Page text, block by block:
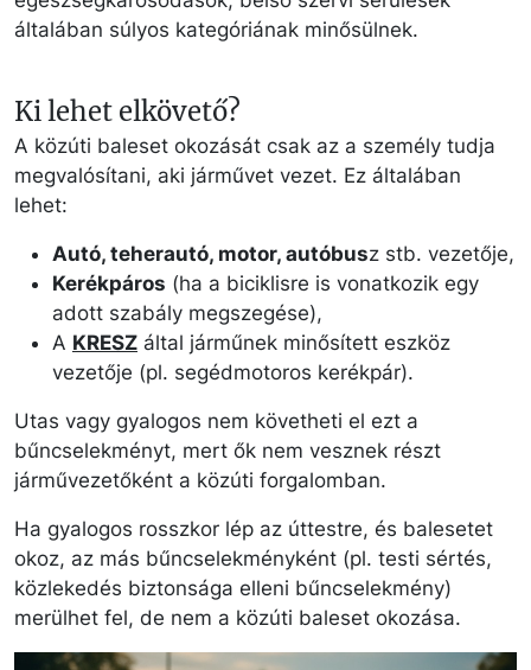
általában súlyos kategóriának minősülnek.
Ki lehet elkövető?
A közúti baleset okozását csak az a személy tudja
megvalósítani, aki járművet vezet. Ez általában
lehet:
Autó, teherautó, motor, autóbusz stb. vezetője,
Kerékpáros (ha a biciklisre is vonatkozik egy
adott szabály megszegése),
A KRESZ által járműnek minősített eszköz
vezetője (pl. segédmotoros kerékpár).
Utas vagy gyalogos nem követheti el ezt a
bűncselekményt, mert ők nem vesznek részt
járművezetőként a közúti forgalomban.
Ha gyalogos rosszkor lép az úttestre, és balesetet
okoz, az más bűncselekményként (pl. testi sértés,
közlekedés biztonsága elleni bűncselekmény)
merülhet fel, de nem a közúti baleset okozása.